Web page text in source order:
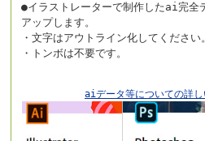
●イラストレーターで制作したai完全
アップします。
・文字はアウトライン化してください。
・トンボは不要です。
aiデータ等についての詳